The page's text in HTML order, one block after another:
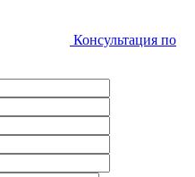
Консультация по